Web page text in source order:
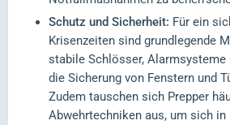
Schutz und Sicherheit: Für ein
Krisenzeiten sind grundlegende
stabile Schlösser, Alarmsysteme
die Sicherung von Fenstern und
Zudem tauschen sich Prepper
Abwehrtechniken aus, um sich